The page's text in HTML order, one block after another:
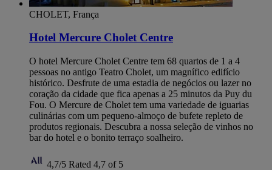
CHOLET, França
Hotel Mercure Cholet Centre
O hotel Mercure Cholet Centre tem 68 quartos de 1 a 4
pessoas no antigo Teatro Cholet, um magnífico edifício
histórico. Desfrute de uma estadia de negócios ou lazer no
coração da cidade que fica apenas a 25 minutos da Puy du
Fou. O Mercure de Cholet tem uma variedade de iguarias
culinárias com um pequeno-almoço de bufete repleto de
produtos regionais. Descubra a nossa seleção de vinhos no
bar do hotel e o bonito terraço soalheiro.
4,7/5 Rated 4,7 of 5